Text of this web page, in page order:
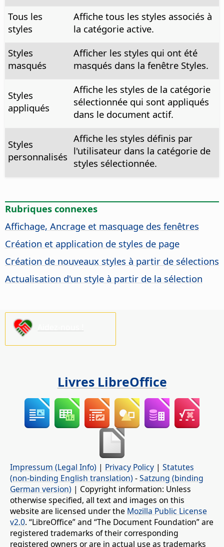
Tous les
styles
Affiche tous les styles associés à
la catégorie active.
Styles
masqués
Afficher les styles qui ont été
masqués dans la fenêtre Styles.
Styles
appliqués
Affiche les styles de la catégorie
sélectionnée qui sont appliqués
dans le document actif.
Styles
personnalisés
Affiche les styles définis par
l'utilisateur dans la catégorie de
styles sélectionnée.
Rubriques connexes
Affichage, Ancrage et masquage des fenêtres
Création et application de styles de page
Création de nouveaux styles à partir de sélections
Actualisation d'un style à partir de la sélection
Livres LibreOffice
Impressum (Legal Info) | Privacy Policy | Statutes
(non-binding English translation) -Satzung (binding
German version) | Copyright information: Unless
otherwise specified, all text and images on this
website are licensed under the Mozilla Public License
v2.0. “LibreOffice” and “The Document Foundation” are
registered trademarks of their corresponding
registered owners or are in actual use as trademarks